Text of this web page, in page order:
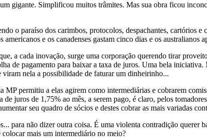
gigante. Simplificou muitos trâmites. Mas sua obra ficou
o paraíso dos carimbos, protocolos, despachantes, cartórios
americanos e os canadenses gastam cinco dias e os australianos
a cada inovação, surge uma corporação querendo tirar
de pagamento para baixar a taxa de juros. Uma bela
viram nela a possibilidade de faturar um dinheirinho...
MP permitiu a elas agirem como intermediárias e cobrarem
de juros de 1,75% ao mês, a serem pago, é claro, pelos
seu quadro de sócios e destes cobrar as mais variadas
para não dizer outra coisa. É uma violenta contradição
mais um intermediário no meio?